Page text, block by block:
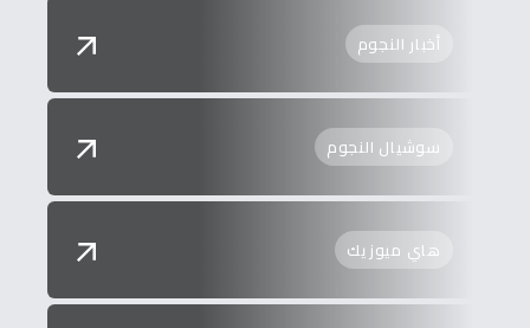
أخبار النجوم
سوشيال النجوم
هاي ميوزيك